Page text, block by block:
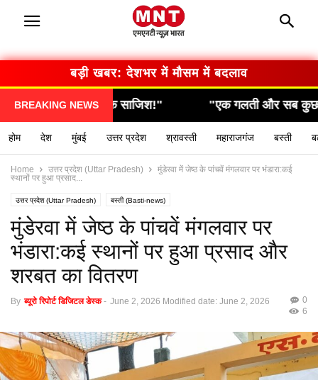
बड़ी खबर: देशभर में मौसम में बदलाव
BREAKING NEWS"एक गलती और सब कुछ खत्म… देखिए कैसे हुआ
होम देश मुंबई उत्तर प्रदेश श्रावस्ती महाराजगंज बस्ती
Home उत्तर प्रदेश (Uttar Pradesh)
मुंडेरवा में जेष्ठ के पांचवें मंगलवार पर भंडारा:कई
स्थानों पर हुआ प्रसाद...
उत्तर प्रदेश (Uttar Pradesh) बस्ती (Basti-news)
यूपी लेटेस्ट न्यूज हिन्दी (UP latest news hindi)
मुंडेरवा में जेष्ठ के पांचवें मंगलवार पर
भंडारा:कई स्थानों पर हुआ प्रसाद और
शरबत का वितरण
By ब्यूरो रिपोर्ट डिजिटल डेस्क - June 2, 2026 Modified date: June 2, 2026
0
6